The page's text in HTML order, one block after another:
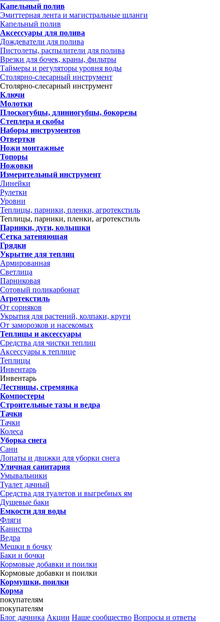
Капельный полив
Эмиттерная лента и магистральные шланги
Капельный полив
Аксессуары для полива
Дождеватели для полива
Пистолеты, распылители для полива
Врезки для бочек, краны, фильтры
Таймеры и регуляторы уровня воды
Столярно-слесарный инструмент
Столярно-слесарный инструмент
Ключи
Молотки
Плоскогубцы, длинногубцы, бокорезы
Степлера и скобы
Наборы инструментов
Отвертки
Ножи монтажные
Топоры
Ножовки
Измерительный инструмент
Линейки
Рулетки
Уровни
Теплицы, парники, пленки, агротекстиль
Теплицы, парники, пленки, агротекстиль
Парники, дуги, колышки
Сетка затеняющая
Грядки
Укрытие для теплиц
Армированная
Светлица
Парниковая
Сотовый поликарбонат
Агротекстиль
От сорняков
Укрытия для растений, колпаки, круги
От заморозков и насекомых
Теплицы и аксессуары
Средства для чистки теплиц
Аксессуары к теплице
Теплицы
Инвентарь
Инвентарь
Лестницы, стремянка
Компостеры
Строительные тазы и ведра
Тачки
Тачки
Колеса
Уборка снега
Сани
Лопаты и движки для уборки снега
Уличная санитария
Умывальники
Туалет дачный
Средства для туалетов и выгребных ям
Душевые баки
Емкости для воды
Фляги
Канистра
Ведра
Мешки в бочку
Баки и бочки
Кормовые добавки и поилки
Кормовые добавки и поилки
Кормушки, поилки
Корма
покупателям
покупателям
Блог дачника Акции Наше сообщество Вопросы и ответы